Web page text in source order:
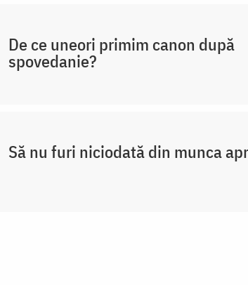
De ce uneori primim canon după
spovedanie?
Să nu furi niciodată din munca